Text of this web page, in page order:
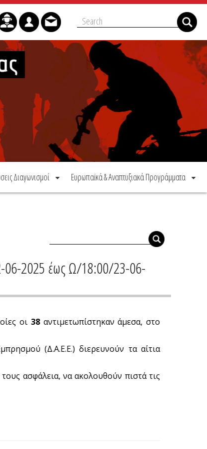
Διαγωνισμοί Ευρωπαϊκά & Αναπτυξιακά Προγράμματα
06-2025 έως Ω/18:00/23-06-
οι 38 αντιμετωπίστηκαν άμεσα, στο
(Δ.Α.Ε.Ε.) διερευνούν τα αίτια
ασφάλεια, να ακολουθούν πιστά τις